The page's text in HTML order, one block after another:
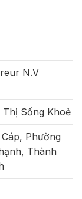
N.V
Thị Sống Khoẻ
Phường
Thành